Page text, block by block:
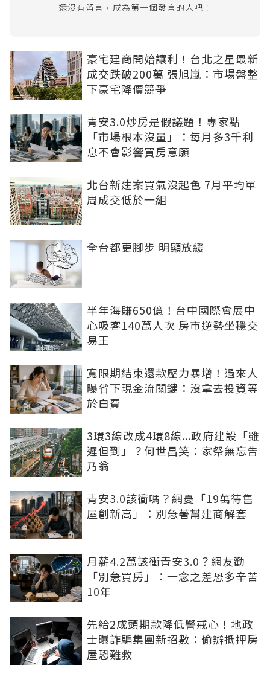
還沒有留言，成為第一個發言的人吧！
豪宅建商開始讓利！台北之星最新
成交跌破200萬 張旭嵐：市場盤整
下豪宅降價競爭
青安3.0炒房是假議題！專家點
「市場根本沒量」：每月多3千利
息不會影響買房意願
北台新建案買氣沒起色 7月平均單
周成交低於一組
全台都更腳步 明顯放緩
半年海賺650億！台中國際會展中
心吸客140萬人次 房市逆勢坐穩交
易王
寬限期結束還款壓力暴增！過來人
曝省下現金流關鍵：沒拿去投資等
於白費
3環3線改成4環8線...政府建設「雖
遲但到」？何世昌笑：家祭無忘告
乃翁
青安3.0該衝嗎？網憂「19萬待售
屋創新高」：別急著幫建商解套
月薪4.2萬該衝青安3.0？網友勸
「別急買房」：一念之差恐多辛苦
10年
先給2成頭期款降低警戒心！地政
士曝詐騙集團新招數：偷辦抵押房
屋恐難救